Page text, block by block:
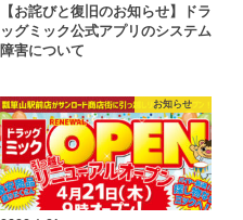
【お詫びと復旧のお知らせ】ドラ
ッグミック公式アプリのシステム
障害について
お知らせ